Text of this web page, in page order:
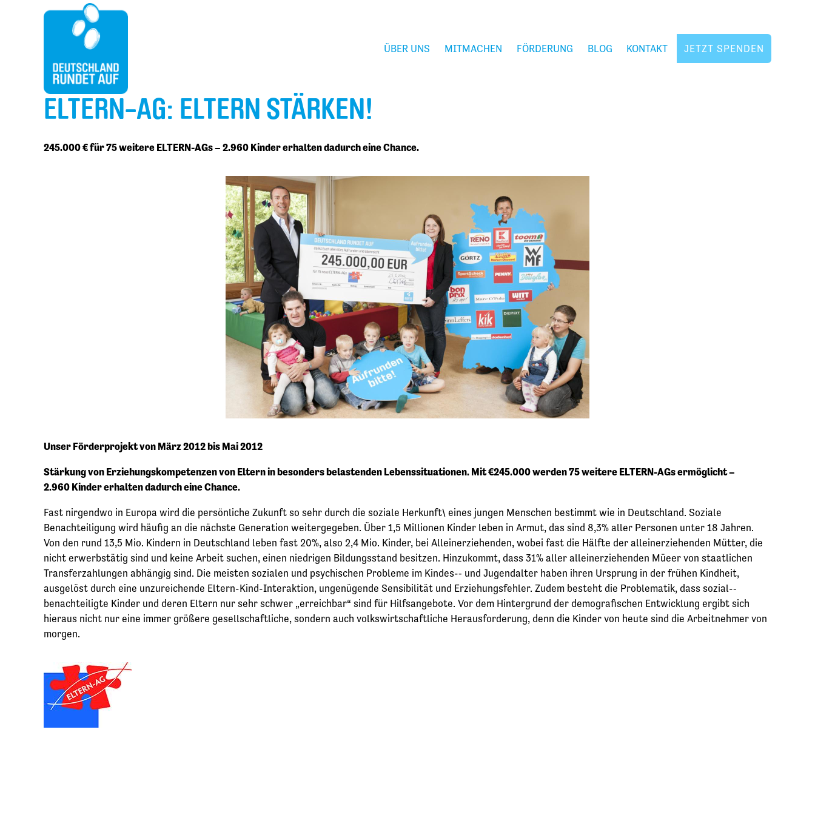
ÜBER UNS MITMACHEN FÖRDERUNG BLOG KONTAKT JETZT SPENDEN
ELTERN-AG: ELTERN STÄRKEN!
245.000 € für 75 weitere ELTERN-AGs – 2.960 Kinder erhalten dadurch eine Chance.
Unser Förderprojekt von März 2012 bis Mai 2012
Stärkung von Erziehungskompetenzen von Eltern in besonders belastenden Lebenssituationen. Mit €245.000 werden 75 weitere ELTERN-AGs ermöglicht –
2.960 Kinder erhalten dadurch eine Chance.
Fast nirgendwo in Europa wird die persönliche Zukunft so sehr durch die soziale Herkunft\ eines jungen Menschen bestimmt wie in Deutschland. Soziale
Benachteiligung wird häufig an die nächste Generation weitergegeben. Über 1,5 Millionen Kinder leben in Armut, das sind 8,3% aller Personen unter 18 Jahren.
Von den rund 13,5 Mio. Kindern in Deutschland leben fast 20%, also 2,4 Mio. Kinder, bei Alleinerziehenden, wobei fast die Hälfte der alleinerziehenden Mütter, die
nicht erwerbstätig sind und keine Arbeit suchen, einen niedrigen Bildungsstand besitzen. Hinzukommt, dass 31% aller alleinerziehenden Müeer von staatlichen
Transferzahlungen abhängig sind. Die meisten sozialen und psychischen Probleme im Kindes-­‐ und Jugendalter haben ihren Ursprung in der frühen Kindheit,
ausgelöst durch eine unzureichende Eltern-­Kind-­Interaktion, ungenügende Sensibilität und Erziehungsfehler. Zudem besteht die Problematik, dass sozial-­‐
benachteiligte Kinder und deren Eltern nur sehr schwer „erreichbar“ sind für Hilfsangebote. Vor dem Hintergrund der demografischen Entwicklung ergibt sich
hieraus nicht nur eine immer größere gesellschaftliche, sondern auch volkswirtschaftliche Herausforderung, denn die Kinder von heute sind die Arbeitnehmer von
morgen.